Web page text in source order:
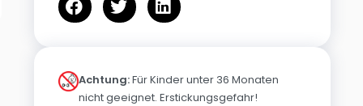
Achtung:Für Kinder unter 36 Monaten
nicht geeignet. Erstickungsgefahr!